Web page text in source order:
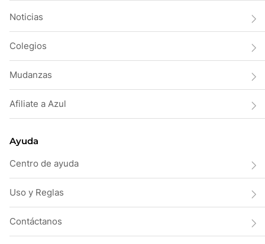
Noticias
Colegios
Mudanzas
Afiliate a Azul
Ayuda
Centro de ayuda
Uso y Reglas
Contáctanos